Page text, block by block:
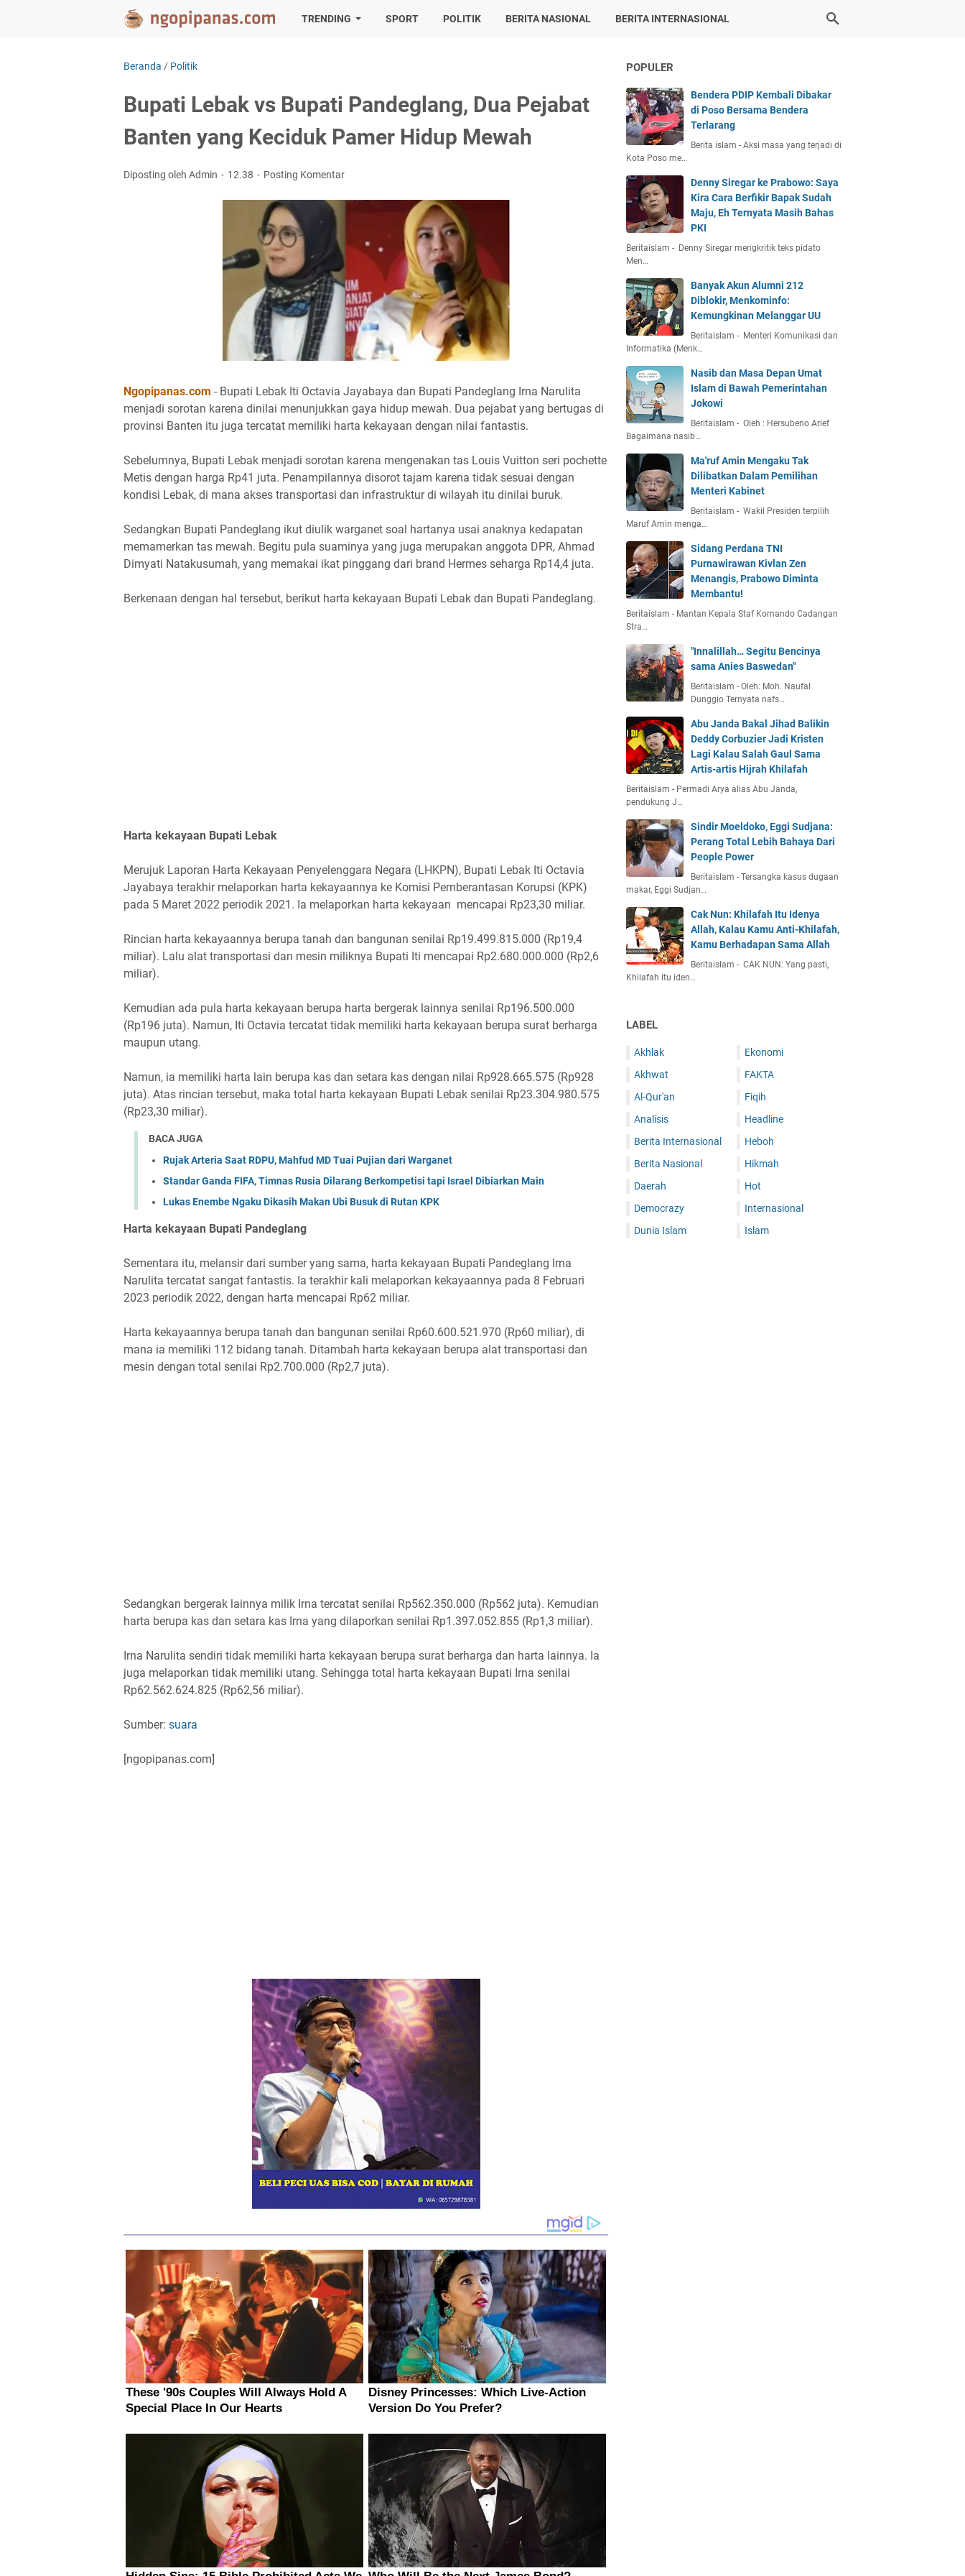
TRENDING SPORT POLITIK BERITA NASIONAL BERITA INTERNASIONAL
Beranda / Politik
Bupati Lebak vs Bupati Pandeglang, Dua Pejabat
Banten yang Keciduk Pamer Hidup Mewah
Diposting oleh Admin 12.38 Posting Komentar
Ngopipanas.com - Bupati Lebak Iti Octavia Jayabaya dan Bupati Pandeglang Irna Narulita
menjadi sorotan karena dinilai menunjukkan gaya hidup mewah. Dua pejabat yang bertugas di
provinsi Banten itu juga tercatat memiliki harta kekayaan dengan nilai fantastis.
Sebelumnya, Bupati Lebak menjadi sorotan karena mengenakan tas Louis Vuitton seri pochette
Metis dengan harga Rp41 juta. Penampilannya disorot tajam karena tidak sesuai dengan
kondisi Lebak, di mana akses transportasi dan infrastruktur di wilayah itu dinilai buruk.
Sedangkan Bupati Pandeglang ikut diulik warganet soal hartanya usai anaknya kedapatan
memamerkan tas mewah. Begitu pula suaminya yang juga merupakan anggota DPR, Ahmad
Dimyati Natakusumah, yang memakai ikat pinggang dari brand Hermes seharga Rp14,4 juta.
Berkenaan dengan hal tersebut, berikut harta kekayaan Bupati Lebak dan Bupati Pandeglang.
Harta kekayaan Bupati Lebak
Merujuk Laporan Harta Kekayaan Penyelenggara Negara (LHKPN), Bupati Lebak Iti Octavia
Jayabaya terakhir melaporkan harta kekayaannya ke Komisi Pemberantasan Korupsi (KPK)
pada 5 Maret 2022 periodik 2021. Ia melaporkan harta kekayaan mencapai Rp23,30 miliar.
Rincian harta kekayaannya berupa tanah dan bangunan senilai Rp19.499.815.000 (Rp19,4
miliar). Lalu alat transportasi dan mesin miliknya Bupati Iti mencapai Rp2.680.000.000 (Rp2,6
miliar).
Kemudian ada pula harta kekayaan berupa harta bergerak lainnya senilai Rp196.500.000
(Rp196 juta). Namun, Iti Octavia tercatat tidak memiliki harta kekayaan berupa surat berharga
maupun utang.
Namun, ia memiliki harta lain berupa kas dan setara kas dengan nilai Rp928.665.575 (Rp928
juta). Atas rincian tersebut, maka total harta kekayaan Bupati Lebak senilai Rp23.304.980.575
(Rp23,30 miliar).
BACA JUGA
Rujak Arteria Saat RDPU, Mahfud MD Tuai Pujian dari Warganet
Standar Ganda FIFA, Timnas Rusia Dilarang Berkompetisi tapi Israel Dibiarkan Main
Lukas Enembe Ngaku Dikasih Makan Ubi Busuk di Rutan KPK
Harta kekayaan Bupati Pandeglang
Sementara itu, melansir dari sumber yang sama, harta kekayaan Bupati Pandeglang Irna
Narulita tercatat sangat fantastis. Ia terakhir kali melaporkan kekayaannya pada 8 Februari
2023 periodik 2022, dengan harta mencapai Rp62 miliar.
Harta kekayaannya berupa tanah dan bangunan senilai Rp60.600.521.970 (Rp60 miliar), di
mana ia memiliki 112 bidang tanah. Ditambah harta kekayaan berupa alat transportasi dan
mesin dengan total senilai Rp2.700.000 (Rp2,7 juta).
Sedangkan bergerak lainnya milik Irna tercatat senilai Rp562.350.000 (Rp562 juta). Kemudian
harta berupa kas dan setara kas Irna yang dilaporkan senilai Rp1.397.052.855 (Rp1,3 miliar).
Irna Narulita sendiri tidak memiliki harta kekayaan berupa surat berharga dan harta lainnya. Ia
juga melaporkan tidak memiliki utang. Sehingga total harta kekayaan Bupati Irna senilai
Rp62.562.624.825 (Rp62,56 miliar).
Sumber: suara
[ngopipanas.com]
POPULER
Bendera PDIP Kembali Dibakar
di Poso Bersama Bendera
Terlarang
Berita islam - Aksi masa yang terjadi di
Kota Poso me…
Denny Siregar ke Prabowo: Saya
Kira Cara Berfikir Bapak Sudah
Maju, Eh Ternyata Masih Bahas
PKI
Beritaislam - Denny Siregar mengkritik teks pidato
Men…
Banyak Akun Alumni 212
Diblokir, Menkominfo:
Kemungkinan Melanggar UU
Beritaislam - Menteri Komunikasi dan
Informatika (Menk…
Nasib dan Masa Depan Umat
Islam di Bawah Pemerintahan
Jokowi
Beritaislam - Oleh : Hersubeno Arief
Bagaimana nasib…
Ma'ruf Amin Mengaku Tak
Dilibatkan Dalam Pemilihan
Menteri Kabinet
Beritaislam - Wakil Presiden terpilih
Maruf Amin menga…
Sidang Perdana TNI
Purnawirawan Kivlan Zen
Menangis, Prabowo Diminta
Membantu!
Beritaislam - Mantan Kepala Staf Komando Cadangan
Stra…
"Innalillah… Segitu Bencinya
sama Anies Baswedan"
Beritaislam - Oleh: Moh. Naufal
Dunggio Ternyata nafs…
Abu Janda Bakal Jihad Balikin
Deddy Corbuzier Jadi Kristen
Lagi Kalau Salah Gaul Sama
Artis-artis Hijrah Khilafah
Beritaislam - Permadi Arya alias Abu Janda,
pendukung J…
Sindir Moeldoko, Eggi Sudjana:
Perang Total Lebih Bahaya Dari
People Power
Beritaislam - Tersangka kasus dugaan
makar, Eggi Sudjan…
Cak Nun: Khilafah Itu Idenya
Allah, Kalau Kamu Anti-Khilafah,
Kamu Berhadapan Sama Allah
Beritaislam - CAK NUN: Yang pasti,
Khilafah itu iden…
LABEL
Akhlak
Akhwat
Al-Qur'an
Analisis
Berita Internasional
Berita Nasional
Daerah
Democrazy
Dunia Islam
Ekonomi
FAKTA
Fiqih
Headline
Heboh
Hikmah
Hot
Internasional
Islam